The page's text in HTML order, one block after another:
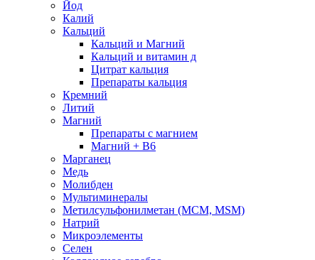
Йод
Калий
Кальций
Кальций и Магний
Кальций и витамин д
Цитрат кальция
Препараты кальция
Кремний
Литий
Магний
Препараты с магнием
Магний + B6
Марганец
Медь
Молибден
Мультиминералы
Метилсульфонилметан (МСМ, MSM)
Натрий
Микроэлементы
Селен